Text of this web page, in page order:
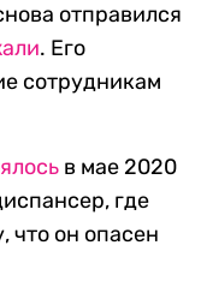
отправился
. Его
сотрудникам
в мае 2020
где
что он опасен